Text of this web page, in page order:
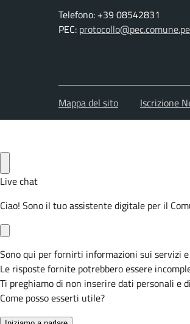
Telefono: +39 08542831
PEC:
Mappa del sito Iscrizione